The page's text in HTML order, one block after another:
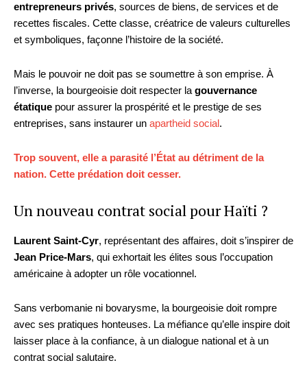
entrepreneurs privés, sources de biens, de services et de
recettes fiscales. Cette classe, créatrice de valeurs culturelles
et symboliques, façonne l’histoire de la société.
Mais le pouvoir ne doit pas se soumettre à son emprise. À
l’inverse, la bourgeoisie doit respecter la gouvernance
étatique pour assurer la prospérité et le prestige de ses
entreprises, sans instaurer un apartheid social.
Trop souvent, elle a parasité l’État au détriment de la
nation. Cette prédation doit cesser.
Un nouveau contrat social pour Haïti ?
Laurent Saint-Cyr, représentant des affaires, doit s’inspirer de
Jean Price-Mars, qui exhortait les élites sous l’occupation
américaine à adopter un rôle vocationnel.
Sans verbomanie ni bovarysme, la bourgeoisie doit rompre
avec ses pratiques honteuses. La méfiance qu’elle inspire doit
laisser place à la confiance, à un dialogue national et à un
contrat social salutaire.